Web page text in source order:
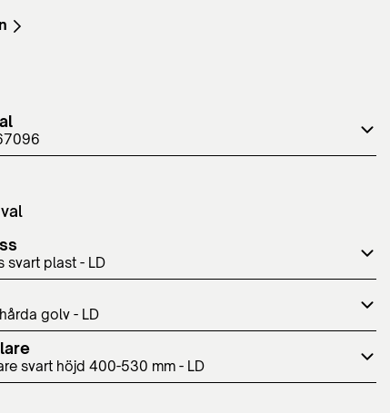
svart plast - LD
golv - LD
svart höjd 400-530 mm - LD